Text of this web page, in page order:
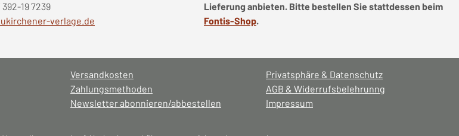
19 7239
verlage.de
Lieferung anbieten. Bitte bestellen Sie stattdessen beim
Fontis-Shop.
Versandkosten
Zahlungsmethoden
Newsletter abonnieren/abbestellen
Privatsphäre & Datenschutz
AGB & Widerrufsbelehrunng
Impressum